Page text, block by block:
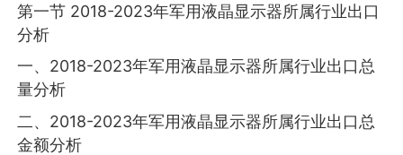
第一节 2018-2023年军用液晶显示器所属行业出口
分析
一、2018-2023年军用液晶显示器所属行业出口总
量分析
二、2018-2023年军用液晶显示器所属行业出口总
金额分析